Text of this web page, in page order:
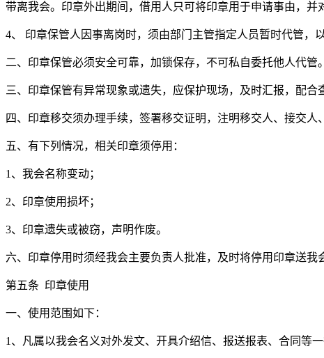
带离我会。印章外出期间，借用人只可将印章用于申请事由，并
4、 印章保管人因事离岗时，须由部门主管指定人员暂时代管，
二、印章保管必须安全可靠，加锁保存，不可私自委托他人代管。
三、印章保管有异常现象或遗失，应保护现场，及时汇报，配合
四、印章移交须办理手续，签署移交证明，注明移交人、接交人
五、有下列情况，相关印章须停用：
1 、我会名称变动；
2、印章使用损坏；
3、印章遗失或被窃，声明作废。
六、印章停用时须经我会主要负责人批准，及时将停用印章送
第五条 印章使用
一、使用范围如下：
1 、凡属以我会名义对外发文、开具介绍信、报送报表、合同等一